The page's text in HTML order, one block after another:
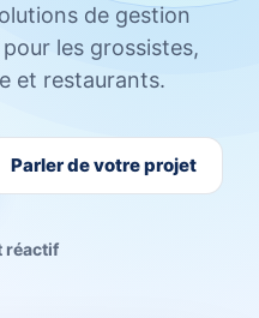
de gestion
les grossistes,
et restaurants.
Parler de votre projet
réactif